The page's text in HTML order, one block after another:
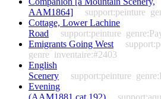
AAM1864]
support:peinture
Cottage, Lower Lachine
Road
support:peinture
Emigrants Going West
genre inventaire:#2403
English
Scenery
support:peinture
Evening
(AAM1881,cat.192)